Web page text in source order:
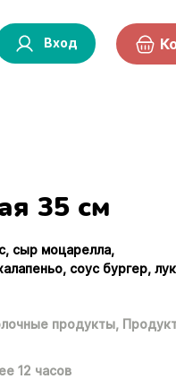
Вход
35 см
сыр моцарелла,
соус бургер, лук
продукты,
12 часов